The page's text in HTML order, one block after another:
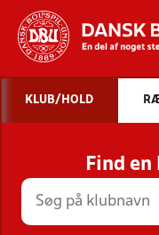
STILLINGER,
KLUB/HOLD
Find